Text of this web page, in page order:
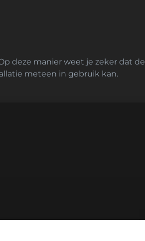
deze manier weet je zeker dat de
meteen in gebruik kan.